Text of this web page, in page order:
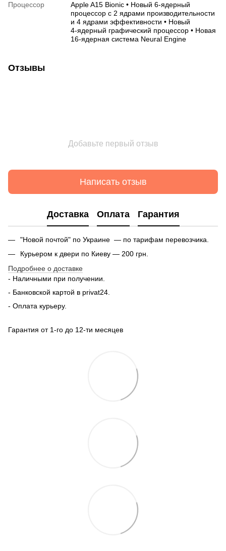
Процессор
Apple A15 Bionic • Новый 6‑ядерный
процессор с 2 ядрами производительности
и 4 ядрами эффективности • Новый
4‑ядерный графический процессор • Новая
16‑ядерная система Neural Engine
Отзывы
Добавьте первый отзыв
Написать отзыв
Доставка Оплата Гарантия
"Новой почтой" по Украине — по тарифам перевозчика.
Курьером к двери по Киеву — 200 грн.
Подробнее о доставке
- Наличными при получении.
- Банковской картой в privat24.
- Оплата курьеру.
Гарантия от 1-го до 12-ти месяцев